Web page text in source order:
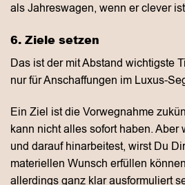
als Jahreswagen, wenn er clever
6. Ziele setzen
Das ist der mit Abstand wichtigste
nur für Anschaffungen im Luxus-
Ein Ziel ist die Vorwegnahme
kann nicht alles sofort haben.
und darauf hinarbeitest, wirst Du
materiellen Wunsch erfüllen
allerdings ganz klar ausformuliert